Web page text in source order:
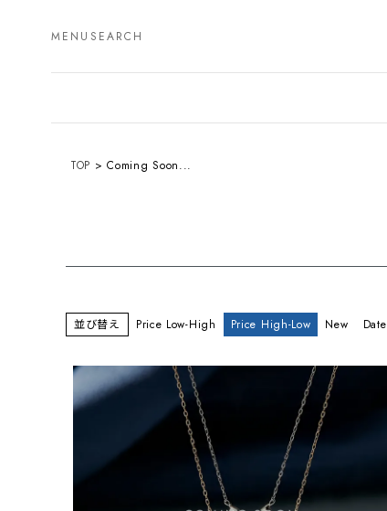
MENU SEARCH
TOP Coming Soon...
並び替え Price Low-High Price High-Low New Date